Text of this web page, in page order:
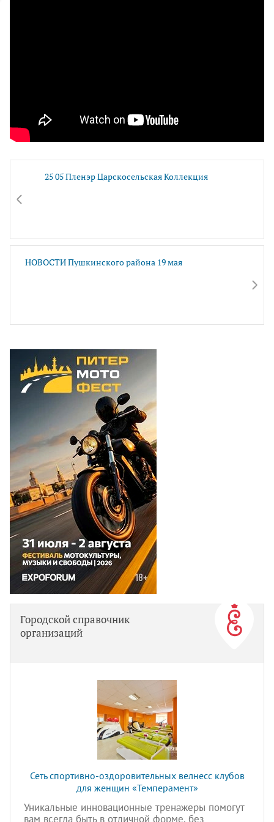
25 05 Пленэр Царскосельская Коллекция
НОВОСТИ Пушкинского района 19 мая
Городской справочник
организаций
Сеть спортивно-оздоровительных велнесс клубов
для женщин «Темперамент»
Уникальные инновационные тренажеры помогут
вам всегда быть в отличной форме, без